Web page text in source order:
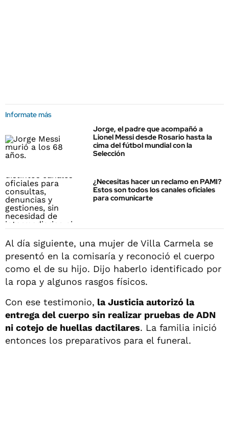
Informate más
Jorge, el padre que acompañó a
Lionel Messi desde Rosario hasta la
cima del fútbol mundial con la
Selección
¿Necesitas hacer un reclamo en PAMI?
Estos son todos los canales oficiales
para comunicarte
Al día siguiente, una mujer de Villa Carmela se
presentó en la comisaría y reconoció el cuerpo
como el de su hijo. Dijo haberlo identificado por
la ropa y algunos rasgos físicos.
Con ese testimonio, la Justicia autorizó la
entrega del cuerpo sin realizar pruebas de ADN
ni cotejo de huellas dactilares. La familia inició
entonces los preparativos para el funeral.